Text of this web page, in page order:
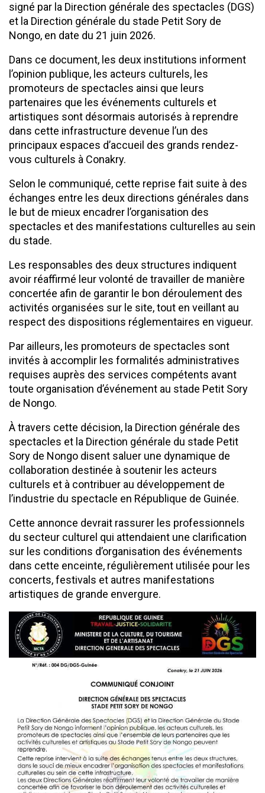
signé par la Direction générale des spectacles (DGS)
et la Direction générale du stade Petit Sory de
Nongo, en date du 21 juin 2026.
Dans ce document, les deux institutions informent
l’opinion publique, les acteurs culturels, les
promoteurs de spectacles ainsi que leurs
partenaires que les événements culturels et
artistiques sont désormais autorisés à reprendre
dans cette infrastructure devenue l’un des
principaux espaces d’accueil des grands rendez-
vous culturels à Conakry.
Selon le communiqué, cette reprise fait suite à des
échanges entre les deux directions générales dans
le but de mieux encadrer l’organisation des
spectacles et des manifestations culturelles au sein
du stade.
Les responsables des deux structures indiquent
avoir réaffirmé leur volonté de travailler de manière
concertée afin de garantir le bon déroulement des
activités organisées sur le site, tout en veillant au
respect des dispositions réglementaires en vigueur.
Par ailleurs, les promoteurs de spectacles sont
invités à accomplir les formalités administratives
requises auprès des services compétents avant
toute organisation d’événement au stade Petit Sory
de Nongo.
À travers cette décision, la Direction générale des
spectacles et la Direction générale du stade Petit
Sory de Nongo disent saluer une dynamique de
collaboration destinée à soutenir les acteurs
culturels et à contribuer au développement de
l’industrie du spectacle en République de Guinée.
Cette annonce devrait rassurer les professionnels
du secteur culturel qui attendaient une clarification
sur les conditions d’organisation des événements
dans cette enceinte, régulièrement utilisée pour les
concerts, festivals et autres manifestations
artistiques de grande envergure.